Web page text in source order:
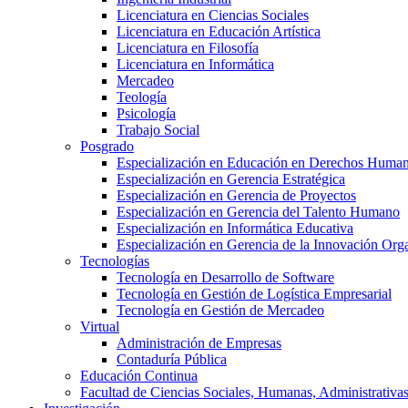
Licenciatura en Ciencias Sociales
Licenciatura en Educación Artística
Licenciatura en Filosofía
Licenciatura en Informática
Mercadeo
Teología
Psicología
Trabajo Social
Posgrado
Especialización en Educación en Derechos
Especialización en Gerencia Estratégica
Especialización en Gerencia de Proyectos
Especialización en Gerencia del Talento Humano
Especialización en Informática Educativa
Especialización en Gerencia de la Innovación
Tecnologías
Tecnología en Desarrollo de Software
Tecnología en Gestión de Logística Empresarial
Tecnología en Gestión de Mercadeo
Virtual
Administración de Empresas
Contaduría Pública
Educación Continua
Facultad de Ciencias Sociales, Humanas,